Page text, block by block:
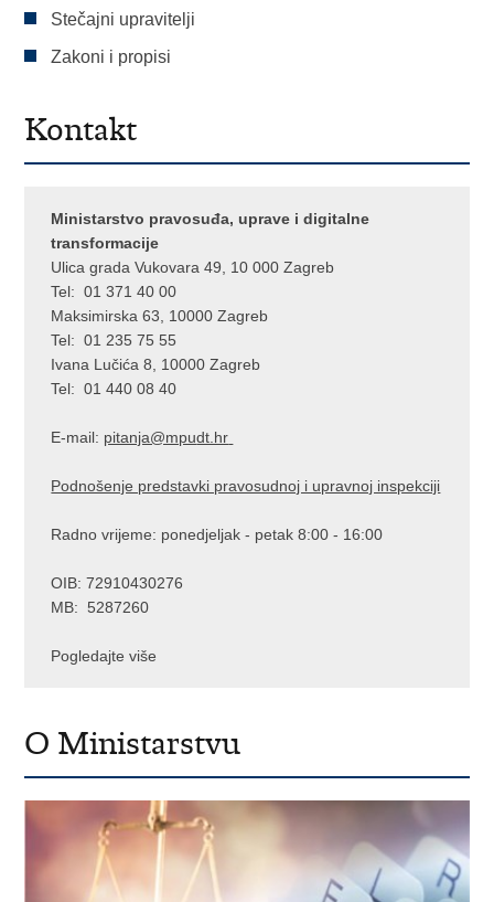
Stečajni upravitelji
Zakoni i propisi
Kontakt
Ministarstvo pravosuđa, uprave i digitalne
transformacije
Ulica grada Vukovara 49, 10 000 Zagreb
Tel: 01 371 40 00
Maksimirska 63, 10000 Zagreb
Tel: 01 235 75 55
Ivana Lučića 8, 10000 Zagreb
Tel: 01 440 08 40
E-mail: pitanja@mpudt.hr
Podnošenje predstavki pravosudnoj i upravnoj inspekciji
Radno vrijeme: ponedjeljak - petak 8:00 - 16:00
OIB: 72910430276
MB: 5287260
Pogledajte više
O Ministarstvu